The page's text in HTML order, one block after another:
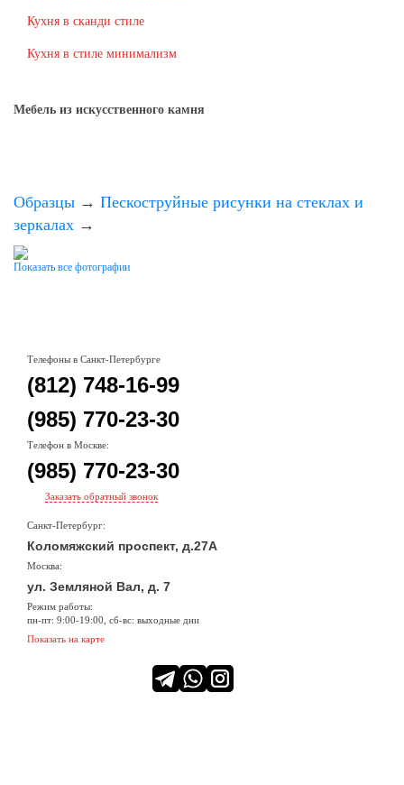
Кухня в сканди стиле
Кухня в стиле минимализм
Мебель из искусственного камня
Образцы → Пескоструйные рисунки на стеклах и
зеркалах →
Показать все фотографии
Телефоны в Санкт-Петербурге
(812) 748-16-99
(985) 770-23-30
Телефон в Москве:
(985) 770-23-30
Заказать обратный звонок
Санкт-Петербург:
Коломяжский проспект, д.27А
Москва:
ул. Земляной Вал, д. 7
Режим работы:
пн-пт: 9:00-19:00, сб-вс: выходные дни
Показать на карте